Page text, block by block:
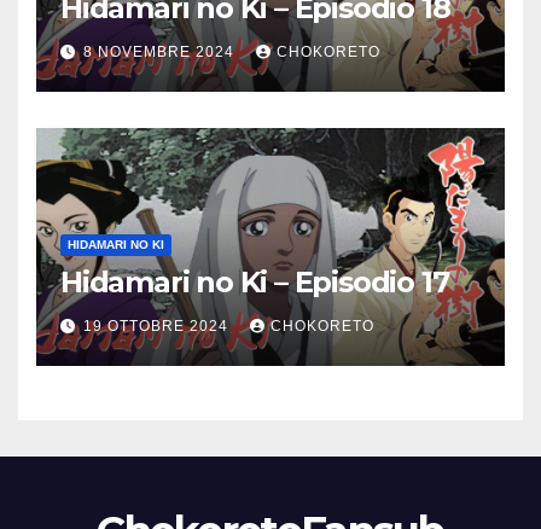
Hidamari no Ki – Episodio 18
8 NOVEMBRE 2024 CHOKORETO
HIDAMARI NO KI
Hidamari no Ki – Episodio 17
19 OTTOBRE 2024 CHOKORETO